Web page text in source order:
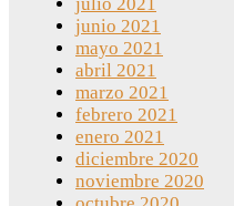
junio 2021
mayo 2021
abril 2021
marzo 2021
febrero 2021
enero 2021
diciembre 2020
noviembre 2020